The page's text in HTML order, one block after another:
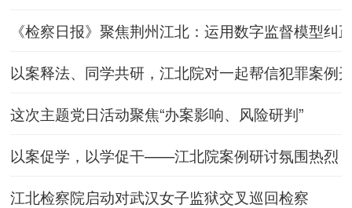
《检察日报》聚焦荆州江北：运用数字监督模型纠
以案释法、同学共研，江北院对一起帮信犯罪案例
这次主题党日活动聚焦“办案影响、风险研判”
以案促学，以学促干——江北院案例研讨氛围热烈
江北检察院启动对武汉女子监狱交叉巡回检察